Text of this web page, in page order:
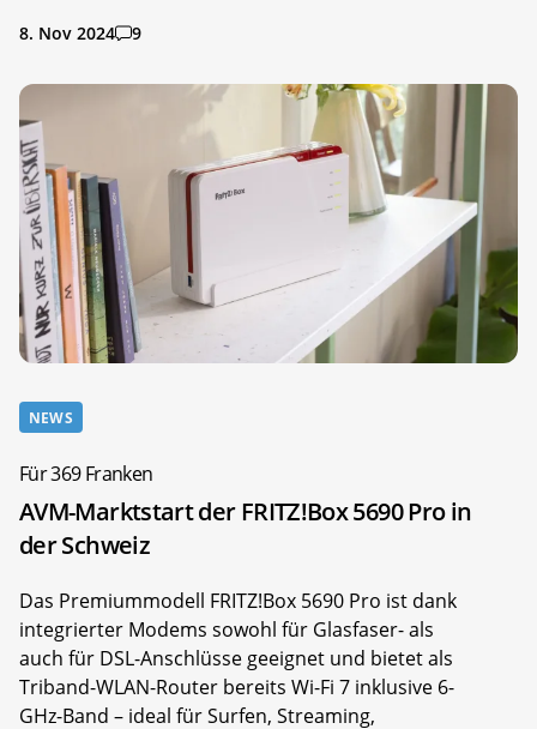
8. Nov 2024 9
NEWS
Für 369 Franken
AVM-Marktstart der FRITZ!Box 5690 Pro in
der Schweiz
Das Premiummodell FRITZ!Box 5690 Pro ist dank
integrierter Modems sowohl für Glasfaser- als
auch für DSL-Anschlüsse geeignet und bietet als
Triband-WLAN-Router bereits Wi-Fi 7 inklusive 6-
GHz-Band – ideal für Surfen, Streaming,